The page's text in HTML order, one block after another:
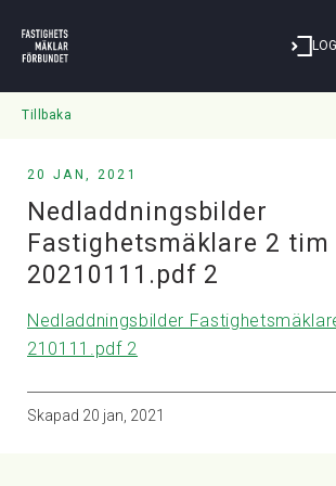
Tillbaka
20 JAN, 2021
Nedladdningsbilder
Fastighetsmäklare 2 tim
20210111.pdf 2
Nedladdningsbilder
210111.pdf 2
Skapad 20 jan, 2021